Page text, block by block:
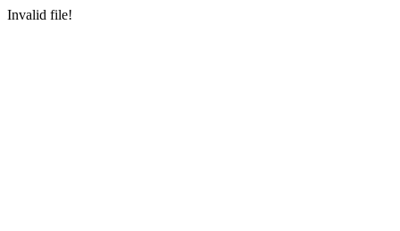
Invalid file!